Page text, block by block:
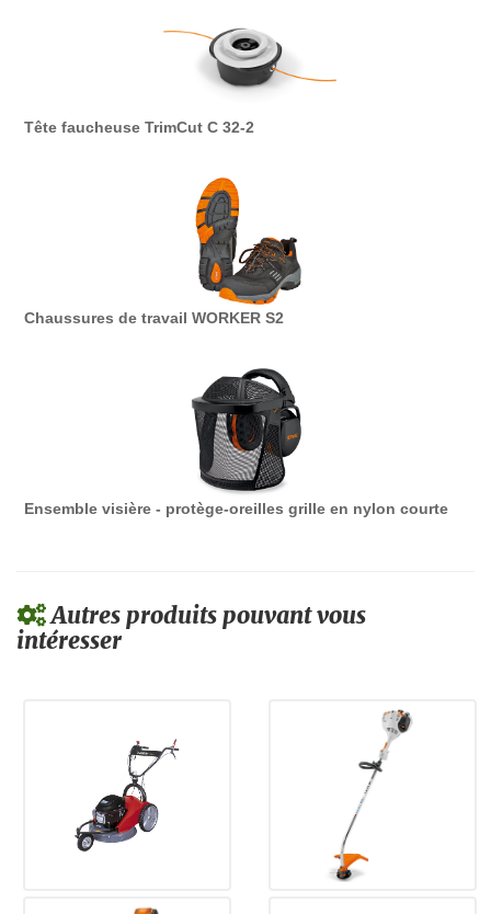
Tête faucheuse TrimCut C 32-2
Chaussures de travail WORKER S2
Ensemble visière - protège-oreilles grille en nylon courte
Autres produits pouvant vous
intéresser